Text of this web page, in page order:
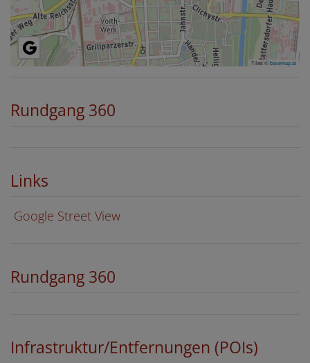
Tiles ©basemap.at
Rundgang 360
Links
Google Street View
Rundgang 360
Infrastruktur/Entfernungen (POIs)